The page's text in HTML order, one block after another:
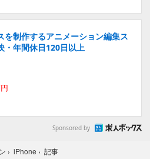
を制作するアニメーション編集ス
・年間休日120日以上
Sponsored by
› iPhone › 記事